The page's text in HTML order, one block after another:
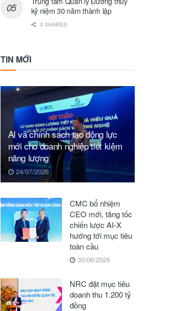
kỷ niệm 30 năm thành lập
0 SHARES
TIN MỚI
AI và chính sách tạo động lực
mới cho doanh nghiệp tiết kiệm
năng lượng
24/07/2026
CMC bổ nhiệm
CEO mới, tăng tốc
chiến lược AI-X
hướng tới mục tiêu
toàn cầu
30/06/2026
NRC đặt mục tiêu
doanh thu 1.200 tỷ
đồng